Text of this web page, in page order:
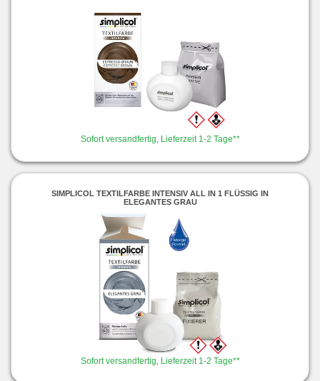
Sofort versandfertig, Lieferzeit 1-2 Tage**
SIMPLICOL TEXTILFARBE INTENSIV ALL IN 1 FLÜSSIG IN
ELEGANTES GRAU
Sofort versandfertig, Lieferzeit 1-2 Tage**